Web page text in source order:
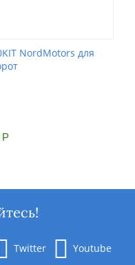
NordMotors для
Р
Twitter Youtube